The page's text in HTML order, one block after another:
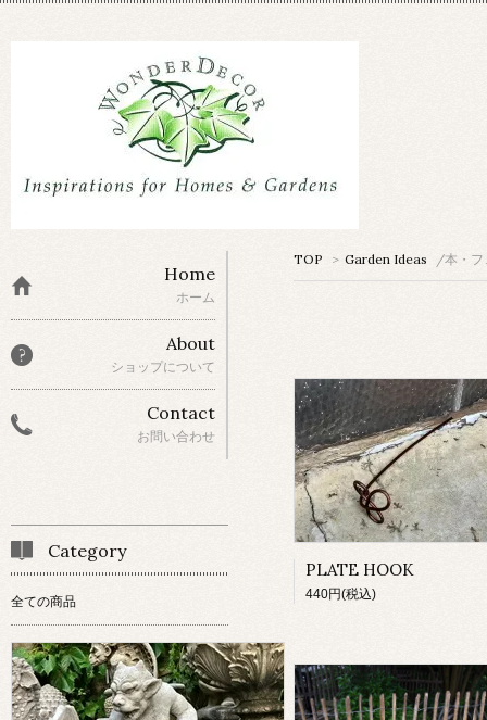
TOP > Garden Ideas /本・フ
PLATE HOOK
440円(税込)
Home
ホーム
About
ショップについて
Contact
お問い合わせ
Category
全ての商品